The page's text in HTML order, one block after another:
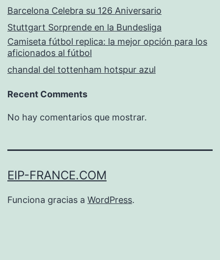
Barcelona Celebra su 126 Aniversario
Stuttgart Sorprende en la Bundesliga
Camiseta fútbol replica: la mejor opción para los
aficionados al fútbol
chandal del tottenham hotspur azul
Recent Comments
No hay comentarios que mostrar.
EIP-FRANCE.COM
Funciona gracias a WordPress.